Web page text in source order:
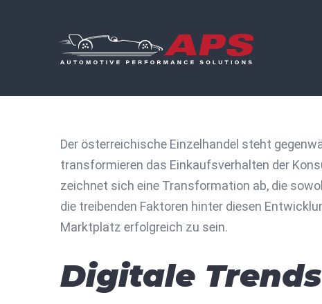
Der österreichische Einzelhandel steht
transformieren das Einkaufsverhalten der
zeichnet sich eine Transformation ab, die
die treibenden Faktoren hinter diesen
Marktplatz erfolgreich zu sein.
Digitale